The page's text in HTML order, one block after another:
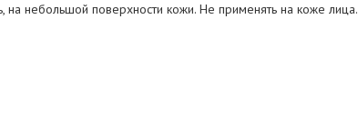
небольшой поверхности кожи. Не применять на коже лица.